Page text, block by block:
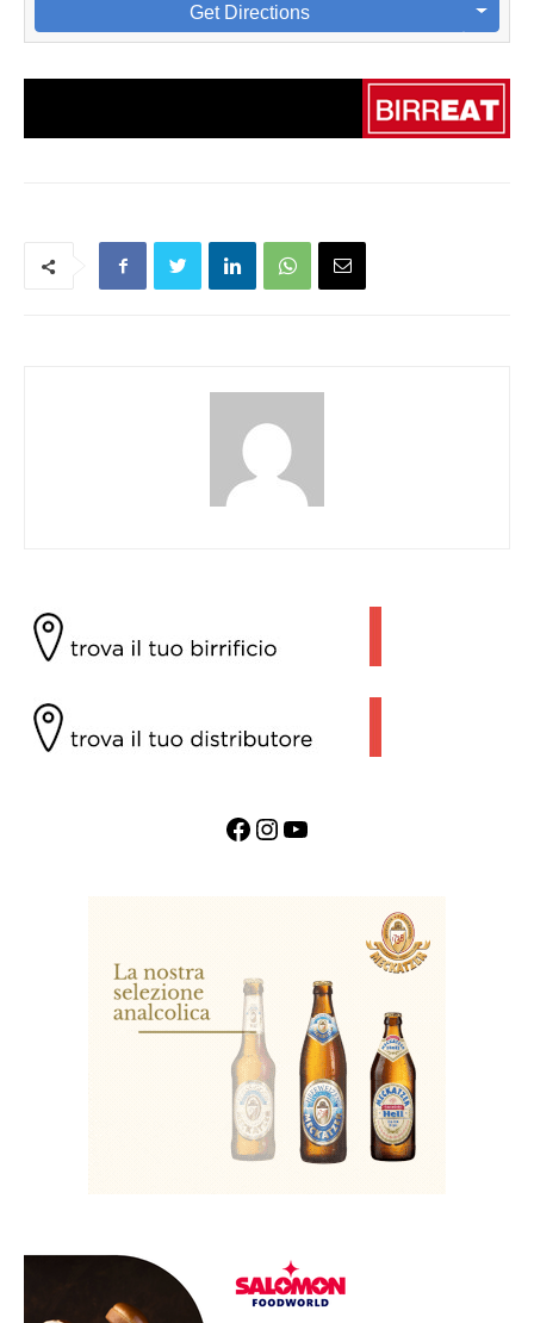
Get Directions
Facebook InstagramYouTube